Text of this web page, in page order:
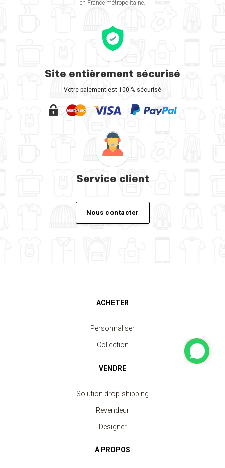
en France métropolitaine.
Site entièrement sécurisé
Votre paiement est 100 % sécurisé
Service client
Nous contacter
ACHETER
Personnaliser
Collection
VENDRE
Solution drop-shipping
Revendeur
Designer
À PROPOS